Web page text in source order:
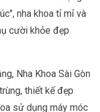
nha khoa tỉ mỉ và
cười khỏe đẹp
Nha Khoa Sài Gòn
thiết kế đẹp
sử dụng máy móc